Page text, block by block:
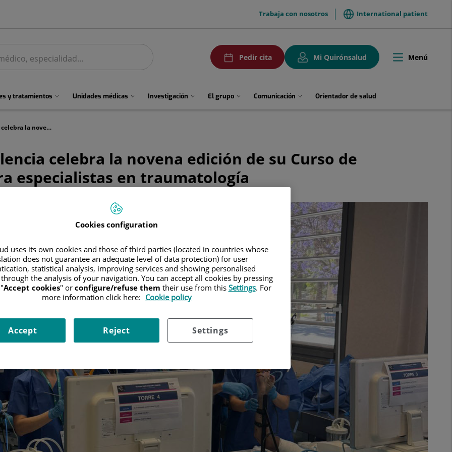
menuTop
Trabaja con nosotros International patient
menuPedirCita
Pedir cita
Mi Quirónsalud
Toggle
Menú
y tratamientos Unidades médicas Investigación El grupo Comunicación Orientador de salud
El Hospital Quirónsalud Valencia celebra la novena edición de su Curso de Artroscopia de Muñeca para especialistas en traumatología
celebra la novena edición de su Curso de
especialistas en traumatología
Cookies configuration
uses its own cookies and those of third parties (located in countries whose
does not guarantee an adequate level of data protection) for user
statistical analysis, improving services and showing personalised
the analysis of your navigation. You can accept all cookies by pressing
Accept cookies" or configure/refuse them their use from this Settings. For
more information click here: Cookie policy
Settings
Reject
Accept